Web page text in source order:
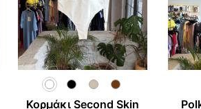
Κορμάκι Second Skin